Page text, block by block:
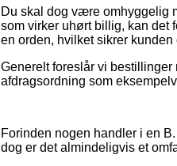
Du skal dog være omhyggelig
som virker uhørt billig, kan det
en orden, hvilket sikrer
Generelt foreslår vi bestillinger
afdragsordning som
Forinden nogen handler i en
dog er det almindeligvis et